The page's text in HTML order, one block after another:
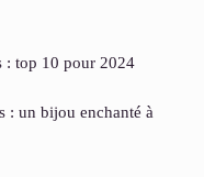
: top 10 pour 2024
: un bijou enchanté à